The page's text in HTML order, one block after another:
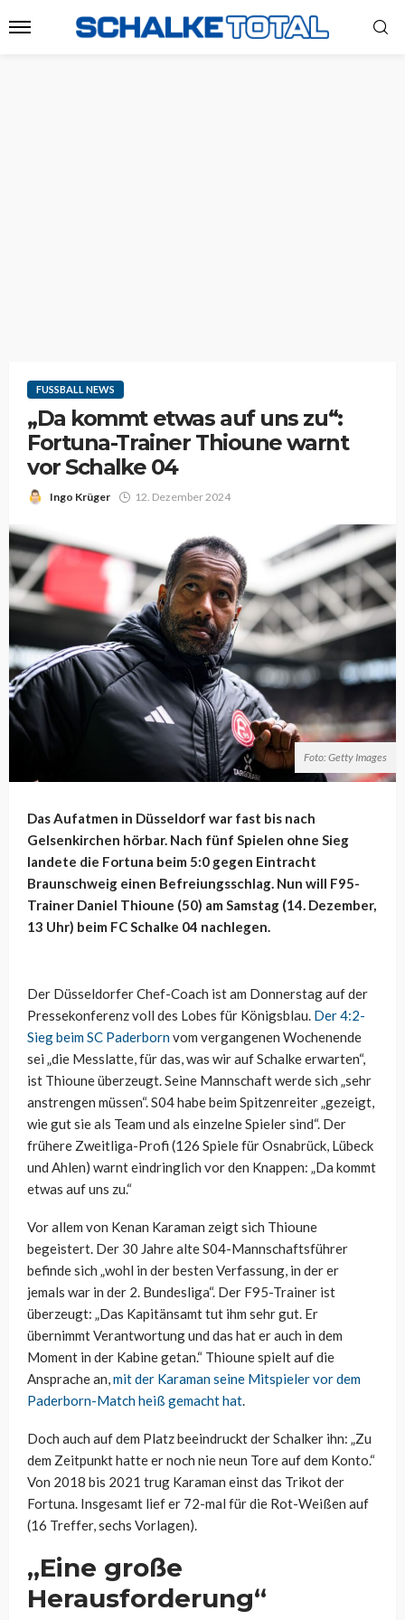
FUSSBALL NEWS
„Da kommt etwas auf uns zu“:
Fortuna-Trainer Thioune warnt
vor Schalke 04
Ingo Krüger 12. Dezember 2024
Foto: Getty Images
Das Aufatmen in Düsseldorf war fast bis nach
Gelsenkirchen hörbar. Nach fünf Spielen ohne Sieg
landete die Fortuna beim 5:0 gegen Eintracht
Braunschweig einen Befreiungsschlag. Nun will F95-
Trainer Daniel Thioune (50) am Samstag (14. Dezember,
13 Uhr) beim FC Schalke 04 nachlegen.
Der Düsseldorfer Chef-Coach ist am Donnerstag auf der
Pressekonferenz voll des Lobes für Königsblau. Der 4:2-
Sieg beim SC Paderbornvom vergangenen Wochenende
sei „die Messlatte, für das, was wir auf Schalke erwarten“,
ist Thioune überzeugt. Seine Mannschaft werde sich „sehr
anstrengen müssen“. S04 habe beim Spitzenreiter „gezeigt,
wie gut sie als Team und als einzelne Spieler sind“. Der
frühere Zweitliga-Profi (126 Spiele für Osnabrück, Lübeck
und Ahlen) warnt eindringlich vor den Knappen: „Da kommt
etwas auf uns zu.“
Vor allem von Kenan Karaman zeigt sich Thioune
begeistert. Der 30 Jahre alte S04-Mannschaftsführer
befinde sich „wohl in der besten Verfassung, in der er
jemals war in der 2. Bundesliga“. Der F95-Trainer ist
überzeugt: „Das Kapitänsamt tut ihm sehr gut. Er
übernimmt Verantwortung und das hat er auch in dem
Moment in der Kabine getan.“ Thioune spielt auf die
Ansprache an,mit der Karaman seine Mitspieler vor dem
Paderborn-Match heiß gemacht hat.
Doch auch auf dem Platz beeindruckt der Schalker ihn: „Zu
dem Zeitpunkt hatte er noch nie neun Tore auf dem Konto.“
Von 2018 bis 2021 trug Karaman einst das Trikot der
Fortuna. Insgesamt lief er 72-mal für die Rot-Weißen auf
(16 Treffer, sechs Vorlagen).
„Eine große
Herausforderung“